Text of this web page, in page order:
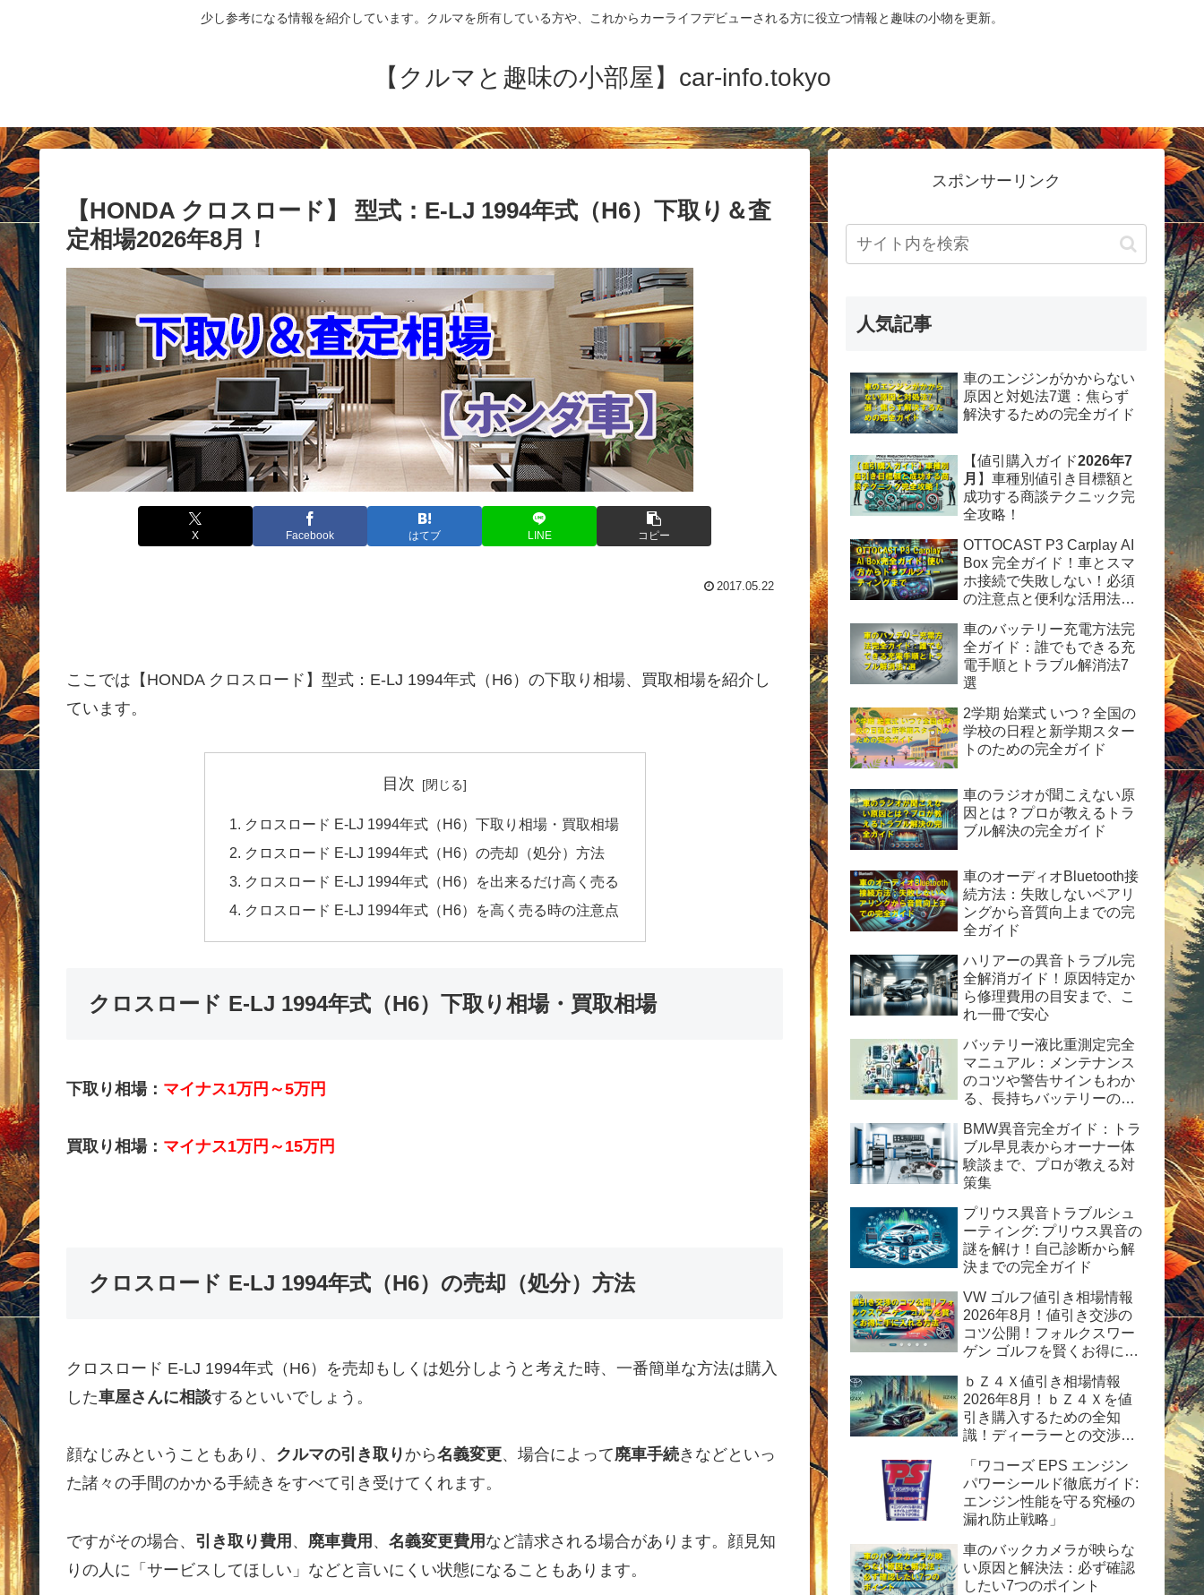
少し参考になる情報を紹介しています。クルマを所有している方や、これからカーライフデビューされる方に役立つ情報と趣味の小物を更新。
【クルマと趣味の小部屋】car-info.tokyo
【HONDA クロスロード】 型式：E-LJ 1994年式（H6）下取り＆査
定相場2026年8月！
X Facebook はてブ LINE コピー
2017.05.22
ここでは【HONDA クロスロード】型式：E-LJ 1994年式（H6）の下取り相場、買取相場を紹介し
ています。
目次
クロスロード E-LJ 1994年式（H6）下取り相場・買取相場
クロスロード E-LJ 1994年式（H6）の売却（処分）方法
クロスロード E-LJ 1994年式（H6）を出来るだけ高く売る
クロスロード E-LJ 1994年式（H6）を高く売る時の注意点
クロスロード E-LJ 1994年式（H6）下取り相場・買取相場
下取り相場： マイナス1万円～5万円
買取り相場： マイナス1万円～15万円
クロスロード E-LJ 1994年式（H6）の売却（処分）方法
クロスロード E-LJ 1994年式（H6）を売却もしくは処分しようと考えた時、一番簡単な方法は購入
した車屋さんに相談するといいでしょう。
顔なじみということもあり、 クルマの引き取り から名義変更、場合によって廃車手続きなどといっ
た諸々の手間のかかる手続きをすべて引き受けてくれます。
ですがその場合、 引き取り費用 、 廃車費用 、 名義変更費用 など請求される場合があります。顔見知
りの人に「サービスしてほしい」などと言いにくい状態になることもあります。
スポンサーリンク
人気記事
車のエンジンがかからない
原因と対処法7選：焦らず
解決するための完全ガイド
【値引購入ガイド2026年7
月 】車種別値引き目標額と
成功する商談テクニック完
全攻略！
OTTOCAST P3 Carplay AI
Box 完全ガイド！車とスマ
ホ接続で失敗しない！必須
の注意点と便利な活用法を
車のバッテリー充電方法完
全ガイド：誰でもできる充
電手順とトラブル解消法7
選
2学期 始業式 いつ？全国の
学校の日程と新学期スター
トのための完全ガイド
車のラジオが聞こえない原
因とは？プロが教えるトラ
ブル解決の完全ガイド
車のオーディオBluetooth接
続方法：失敗しないペアリ
ングから音質向上までの完
全ガイド
ハリアーの異音トラブル完
全解消ガイド！原因特定か
ら修理費用の目安まで、こ
れ一冊で安心
バッテリー液比重測定完全
マニュアル：メンテナンス
のコツや警告サインもわか
る、長持ちバッテリーの秘
BMW異音完全ガイド：トラ
ブル早見表からオーナー体
験談まで、プロが教える対
策集
プリウス異音トラブルシュ
ーティング: プリウス異音の
謎を解け！自己診断から解
決までの完全ガイド
VW ゴルフ値引き相場情報
2026年8月！値引き交渉の
コツ公開！フォルクスワー
ゲン ゴルフを賢くお得に手
ｂＺ４Ｘ値引き相場情報
2026年8月！ｂＺ４Ｘを値
引き購入するための全知
識！ディーラーとの交渉術
完全ガイド
「ワコーズ EPS エンジン
パワーシールド徹底ガイド:
エンジン性能を守る究極の
漏れ防止戦略」
車のバックカメラが映らな
い原因と解決法：必ず確認
したい7つのポイント